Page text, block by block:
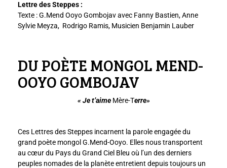
Lettre des Steppes :
Texte : G.Mend Ooyo Gombojav avec Fanny Bastien, Anne
Sylvie Meyza, Rodrigo Ramis, Musicien Benjamin Lauber
DU POÈTE MONGOL MEND-
OOYO GOMBOJAV
« Je t’aime Mère-Terre»
Ces Lettres des Steppes incarnent la parole engagée du
grand poète mongol G.Mend-Ooyo. Elles nous transportent
au cœur du Pays du Grand Ciel Bleu où l’un des derniers
peuples nomades de la planète entretient depuis toujours un